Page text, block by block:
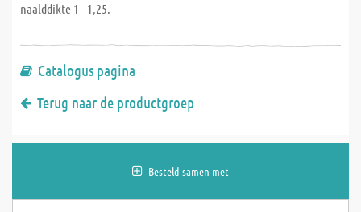
naalddikte 1 - 1,25.
Catalogus pagina
Terug naar de productgroep
Besteld samen met